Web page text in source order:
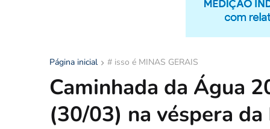
Página inicial # isso é MINAS GERAIS
Caminhada da Água
(30/03) na véspera da